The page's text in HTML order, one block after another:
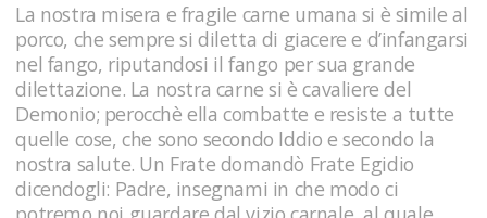
La nostra misera e fragile carne umana si è simile al
porco, che sempre si diletta di giacere e d’infangarsi
nel fango, riputandosi il fango per sua grande
dilettazione. La nostra carne si è cavaliere del
Demonio; perocchè ella combatte e resiste a tutte
quelle cose, che sono secondo Iddio e secondo la
nostra salute. Un Frate domandò Frate Egidio
dicendogli: Padre, insegnami in che modo ci